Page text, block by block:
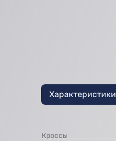
Характеристики
Кроссы